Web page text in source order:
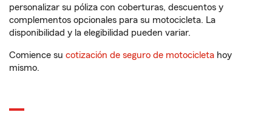
personalizar su póliza con coberturas, descuentos y
complementos opcionales para su motocicleta. La
disponibilidad y la elegibilidad pueden variar.
Comience su cotización de seguro de motocicleta hoy
mismo.